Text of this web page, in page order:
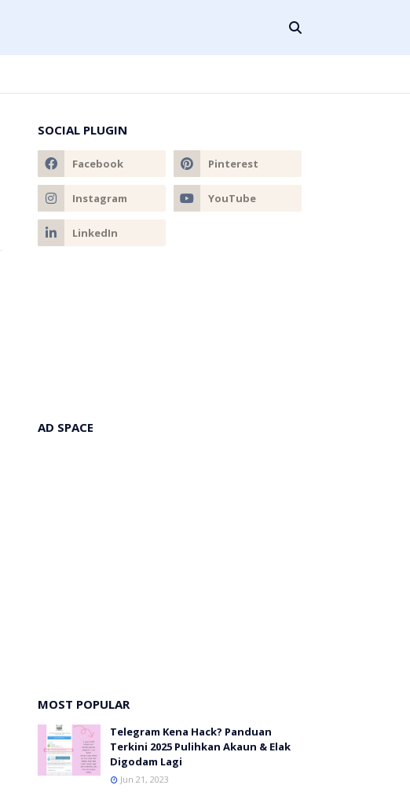
SOCIAL PLUGIN
AD SPACE
MOST POPULAR
Telegram Kena Hack? Panduan
Terkini 2025 Pulihkan Akaun & Elak
Digodam Lagi
Jun 21, 2023